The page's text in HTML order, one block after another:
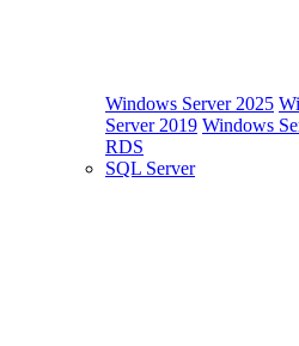
Windows Server 2025
Server 2019 Windows
RDS
SQL Server